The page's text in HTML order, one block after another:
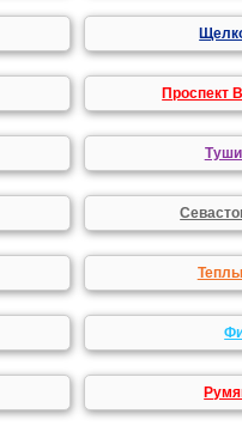
Проспект